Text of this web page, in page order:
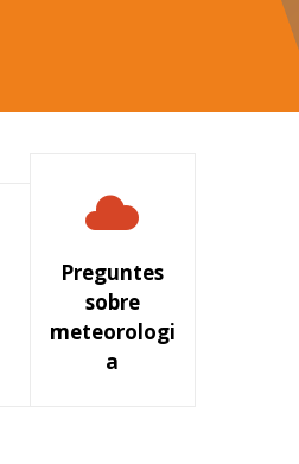
Preguntes
sobre
meteorologi
a